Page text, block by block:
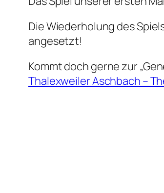
Die Wiederholung des
angesetzt!
Kommt doch gerne zur
Thalexweiler Aschbach –